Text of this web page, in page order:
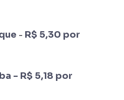
- R$ 5,30 por
- R$ 5,18 por